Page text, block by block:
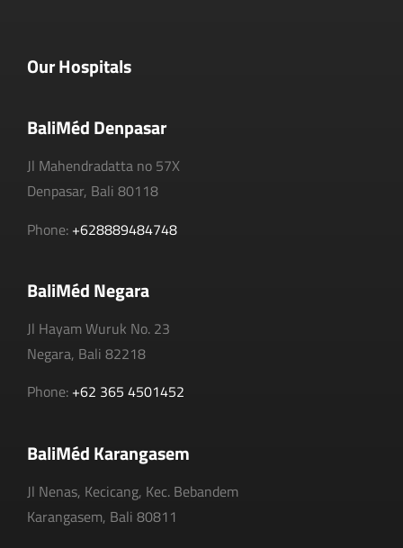
Our Hospitals
BaliMéd Denpasar
Jl Mahendradatta no 57X
Denpasar, Bali 80118
Phone: +628889484748
BaliMéd Negara
Jl Hayam Wuruk No. 23
Negara, Bali 82218
Phone: +62 365 4501452
BaliMéd Karangasem
Jl Nenas, Kecicang, Kec. Bebandem
Karangasem, Bali 80811